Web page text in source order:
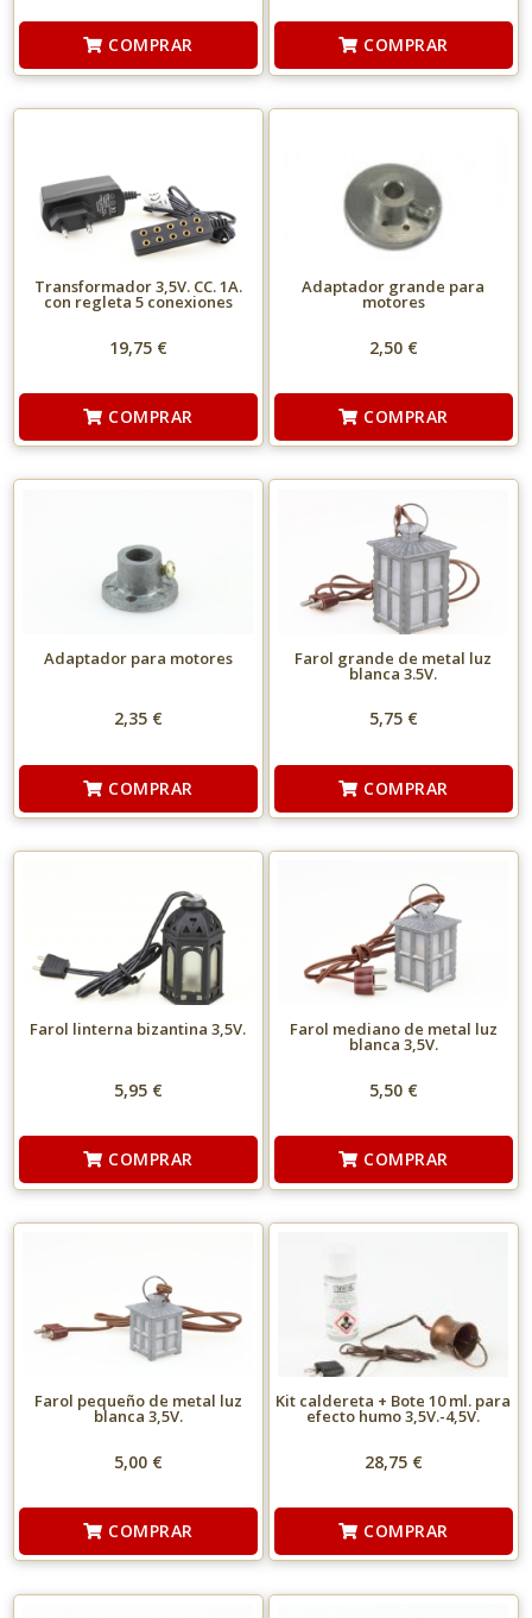
COMPRAR COMPRAR
Transformador 3,5V. CC. 1A.
con regleta 5 conexiones
19,75 €
COMPRAR
Adaptador grande para
motores
2,50 €
COMPRAR
Adaptador para motores
2,35 €
COMPRAR
Farol grande de metal luz
blanca 3.5V.
5,75 €
COMPRAR
Farol linterna bizantina 3,5V.
5,95 €
COMPRAR
Farol mediano de metal luz
blanca 3,5V.
5,50 €
COMPRAR
Farol pequeño de metal luz
blanca 3,5V.
5,00 €
COMPRAR
Kit caldereta + Bote 10 ml. para
efecto humo 3,5V.-4,5V.
28,75 €
COMPRAR